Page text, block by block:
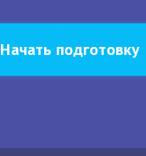
Начать подготовку